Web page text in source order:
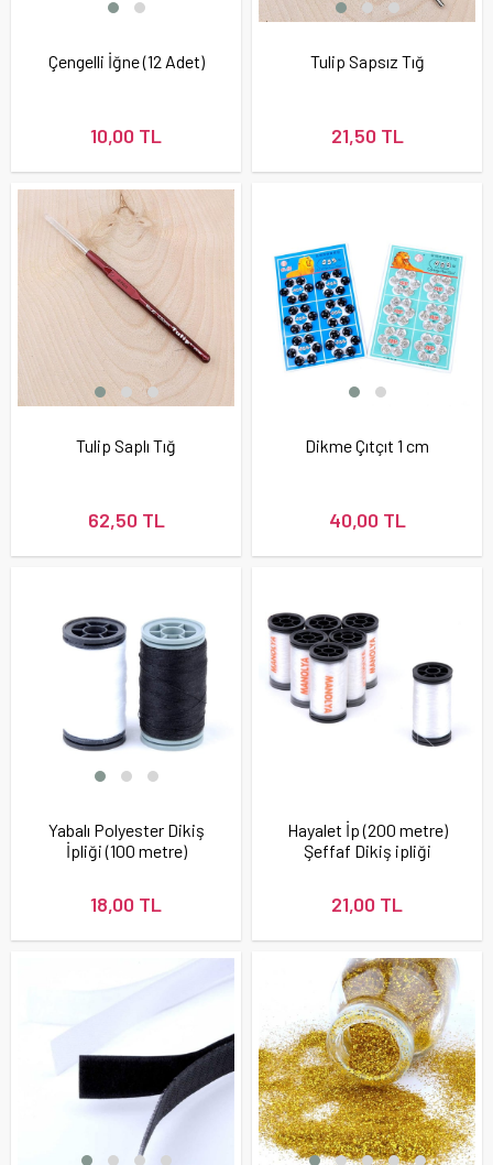
Çengelli İğne (12 Adet)
10,00 TL
Tulip Sapsız Tığ
21,50 TL
Tulip Saplı Tığ
62,50 TL
Dikme Çıtçıt 1 cm
40,00 TL
Yabalı Polyester Dikiş
İpliği (100 metre)
18,00 TL
Hayalet İp (200 metre)
Şeffaf Dikiş ipliği
21,00 TL